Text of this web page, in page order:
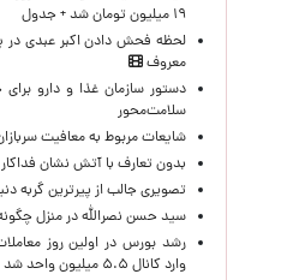
۱۹ میلیون تومان شد + جدول
لحظه‌ فحش دادن اکبر عبدی
معروف
سلامت‌محور
شایعات مربوط به معافیت
بدون تعارف با آتش نشان فداکار
تصویری جالب از پیرترین گربه دنیا که ۳۱
سید حسن نصرالله در منزل
رشد بورس در اولین روز
وارد کانال ۵.۵ میلیون واحد شد